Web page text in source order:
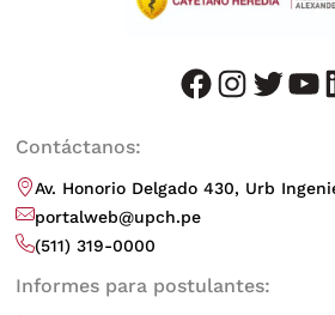
facebook instagram twitter youtube
Contáctanos:
Av. Honorio Delgado 430, Urb
portalweb@upch.pe
(511) 319-0000
Informes para postulantes: